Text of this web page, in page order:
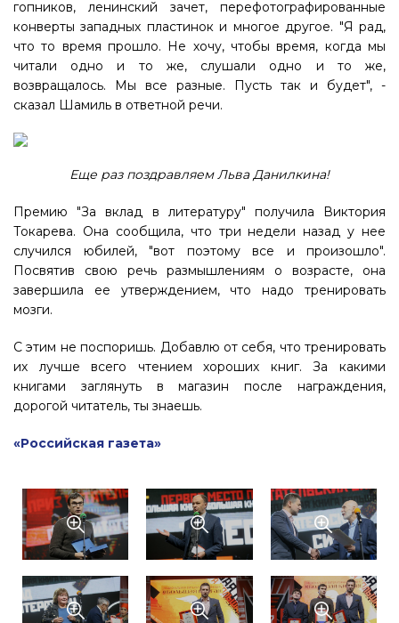
гопников, ленинский зачет, перефотографированные
конверты западных пластинок и многое другое. "Я рад,
что то время прошло. Не хочу, чтобы время, когда мы
читали одно и то же, слушали одно и то же,
возвращалось. Мы все разные. Пусть так и будет", -
сказал Шамиль в ответной речи.
Еще раз поздравляем Льва Данилкина!
Премию "За вклад в литературу" получила Виктория
Токарева. Она сообщила, что три недели назад у нее
случился юбилей, "вот поэтому все и произошло".
Посвятив свою речь размышлениям о возрасте, она
завершила ее утверждением, что надо тренировать
мозги.
С этим не поспоришь. Добавлю от себя, что тренировать
их лучше всего чтением хороших книг. За какими
книгами заглянуть в магазин после награждения,
дорогой читатель, ты знаешь.
«Российская газета»